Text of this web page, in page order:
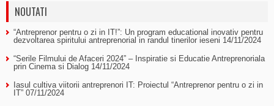
NOUTATI
“Antreprenor pentru o zi in IT!”: Un program educational inovativ pentru
dezvoltarea spiritului antreprenorial in randul tinerilor ieseni 14/11/2024
“Serile Filmului de Afaceri 2024” – Inspiratie si Educatie Antreprenoriala
prin Cinema si Dialog 14/11/2024
Iasul cultiva viitorii antreprenori IT: Proiectul “Antreprenor pentru o zi in
IT” 07/11/2024